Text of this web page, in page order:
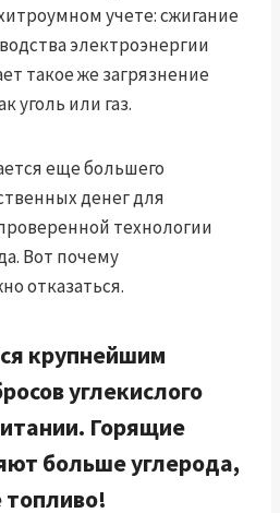
учете: сжигание
электроэнергии
такое же загрязнение
уголь или газ.
еще большего
денег для
технологии
Вот почему
отказаться.
крупнейшим
углекислого
Горящие
больше углерода,
топливо!